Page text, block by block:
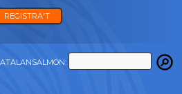
REGISTRA'T